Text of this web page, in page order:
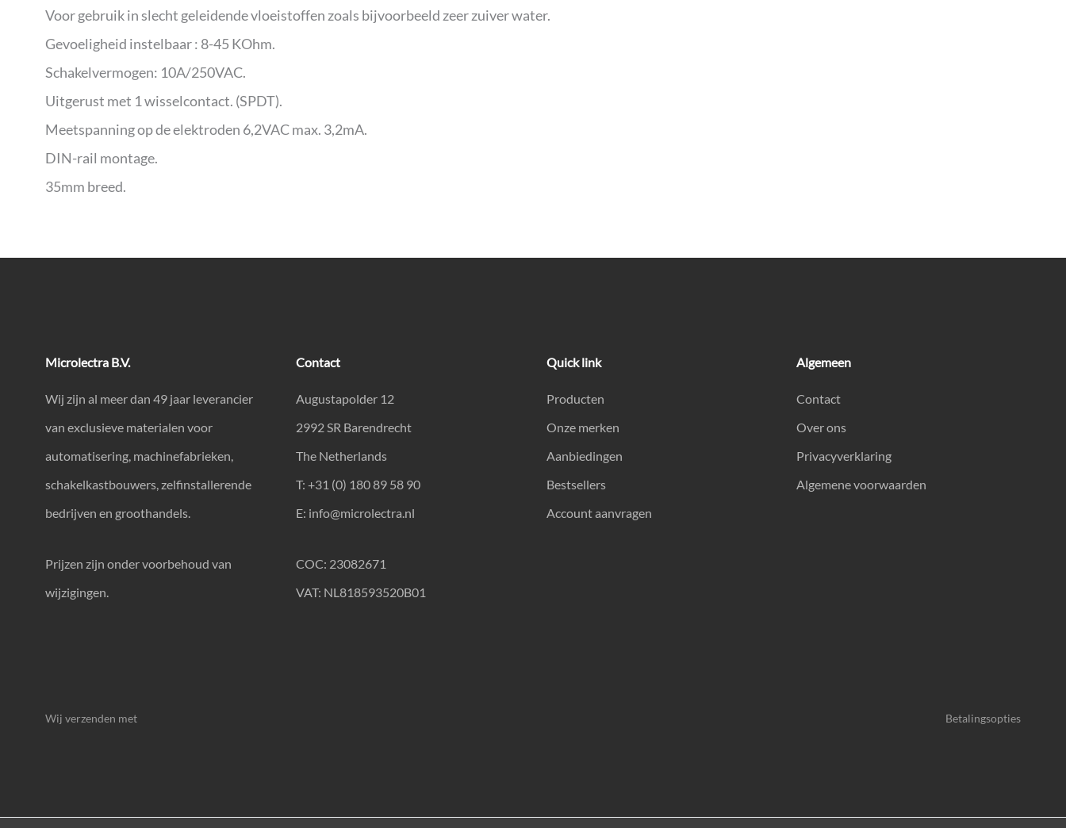
Voor gebruik in slecht geleidende vloeistoffen zoals bijvoorbeeld zeer zuiver water.
Gevoeligheid instelbaar : 8-45 KOhm.
Schakelvermogen: 10A/250VAC.
Uitgerust met 1 wisselcontact. (SPDT).
Meetspanning op de elektroden 6,2VAC max. 3,2mA.
DIN-rail montage.
35mm breed.
Microlectra B.V.
Wij zijn al meer dan 49 jaar leverancier
van exclusieve materialen voor
automatisering, machinefabrieken,
schakelkastbouwers, zelfinstallerende
bedrijven en groothandels.
Prijzen zijn onder voorbehoud van
wijzigingen.
Contact
Augustapolder 12
2992 SR Barendrecht
The Netherlands
T: +31 (0) 180 89 58 90
E: info@microlectra.nl
COC: 23082671
VAT: NL818593520B01
Quick link
Producten
Onze merken
Aanbiedingen
Bestsellers
Account aanvragen
Algemeen
Contact
Over ons
Privacyverklaring
Algemene voorwaarden
Wij verzenden met Betalingsopties